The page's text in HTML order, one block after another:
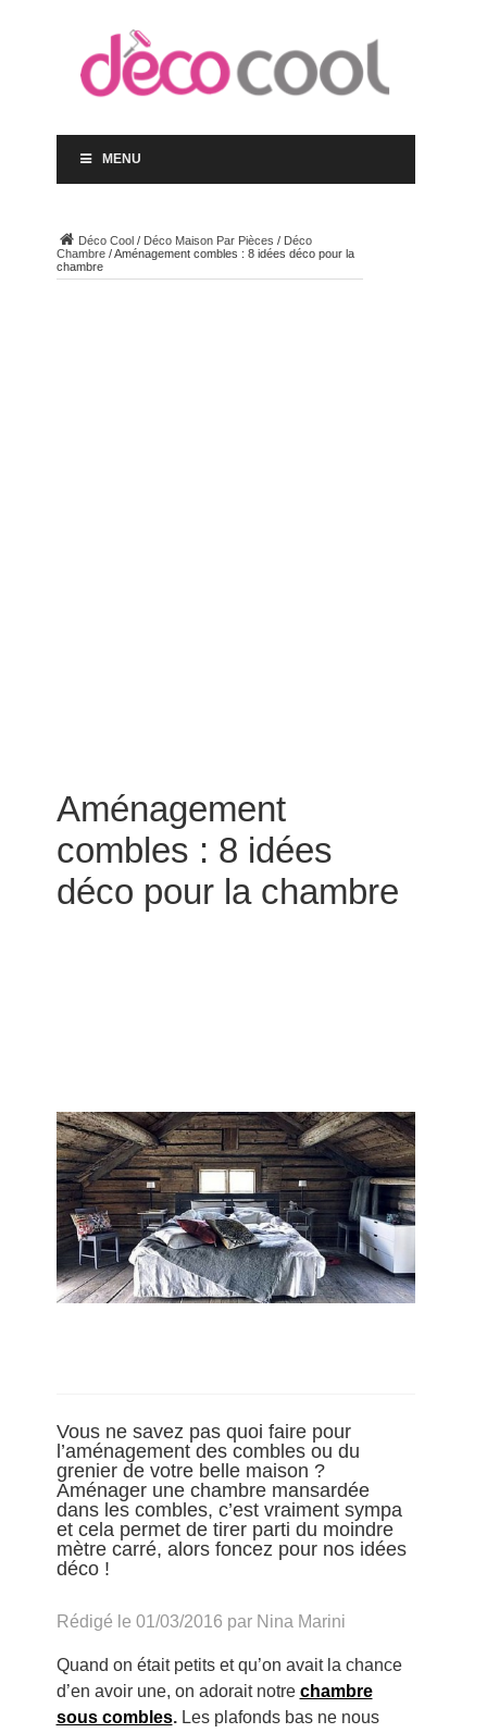
MENU
Déco Cool/ Déco Maison Par Pièces / Déco
Chambre/Aménagement combles : 8 idées déco pour la
chambre
Aménagement
combles : 8 idées
déco pour la chambre
Vous ne savez pas quoi faire pour
l’aménagement des combles ou du
grenier de votre belle maison ?
Aménager une chambre mansardée
dans les combles, c’est vraiment sympa
et cela permet de tirer parti du moindre
mètre carré, alors foncez pour nos idées
déco !
Rédigé le 01/03/2016 par Nina Marini
Quand on était petits et qu’on avait la chance
d’en avoir une, on adorait notre chambre
sous combles.Les plafonds bas ne nous